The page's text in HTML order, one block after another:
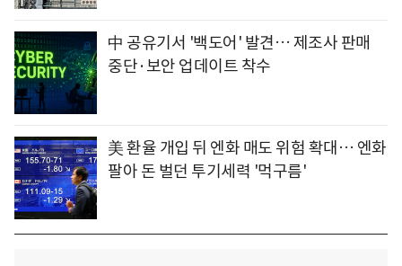
中 공유기서 '백도어' 발견… 제조사 판매
중단·보안 업데이트 착수
美 환율 개입 뒤 엔화 매도 위험 확대… 엔화
팔아 돈 벌던 투기세력 '먹구름'